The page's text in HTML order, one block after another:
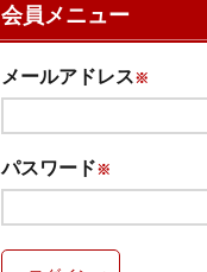
会員メニュー
メールアドレス※
パスワード※